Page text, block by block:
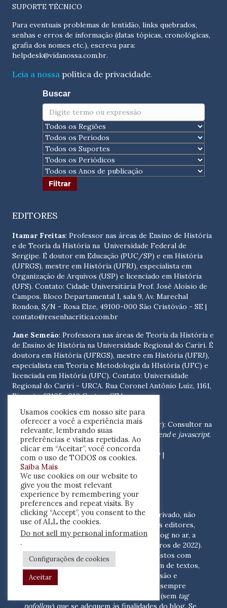
SUPORTE TÉCNICO
Para eventuais problemas de lentidão, links quebrados,
senhas e erros de informação (datas tópicas, cronológicas,
helpdesk@vidanossa.com.br.
Leia a nossa política de privacidade.
Buscar
EDITORES
Itamar Freitas: Professor nas áreas de Ensino de História
e de Teoria da História na Universidade Federal de
Sergipe. É doutor em Educação (PUC/SP) e em História
(UFRGS), mestre em História (UFRJ), especialista em
Organização de Arquivos (USP) e licenciado em História
(UFS). Contato: Cidade Universitária Prof. José Aloísio de
Campos. Bloco Departamental I, sala 9, Av. Marechal
Rondon, S/N - Rosa Elze, 49100-000 São Cristóvão - SE |
contato@resenhacritica.com.br
Jane Semeão: Professora nas áreas de Teoria da História e
de Ensino de História na Universidade Regional do Cariri. É
doutora em História (UFRGS), mestre em História (UFRJ),
especialista em Teoria e Metodologia da HIstória (UFC) e
licenciada em História (UFC). Contato: Universidade
Regional do Cariri - URCA. Rua Coronel Antônio Luíz, 1161,
Pimenta, 63105 -010 Crato - CE|
Antonio Lima Gally Neto(Gally Developer): Consultor na
área de Informática e especialista em
front ende javascript.
Contato: Rua Bruna, 332,
Chacara Mafalda, 03370-000, São Paulo - SP |
antonio.gally@gmail.com
FINANCIAMENTO DO BLOG
Resenha críticaé um empreendimento privado, não
apoiado por recursos públicos. Além dos editores,
quatro pessoas colaboram para pôr o blog no ar, a
um custo de R$ 2.000 mensais (em números de 2022).
Este valor é suficiente para cobrir os gastos com
suporte, coleta de, indexação e postagem de textos,
hospedagem, renovação de plugins, revisão e
desenvolvimento.
Por essa razão, serão sempre
(sem tag
nofollow) que se adequem às finalidades do blog. Se
Usamos cookies em nosso site para
oferecer a você a experiência mais
relevante, lembrando suas
preferências e visitas repetidas. Ao
clicar em “Aceitar”, você concorda
com o uso de TODOS os cookies.
Saiba Mais
We use cookies on our website to
give you the most relevant
experience by remembering your
preferences and repeat visits. By
clicking “Accept”, you consent to the
use of ALL the cookies.
Do not sell my personal information
.
Configurações de cookies
Aceitar